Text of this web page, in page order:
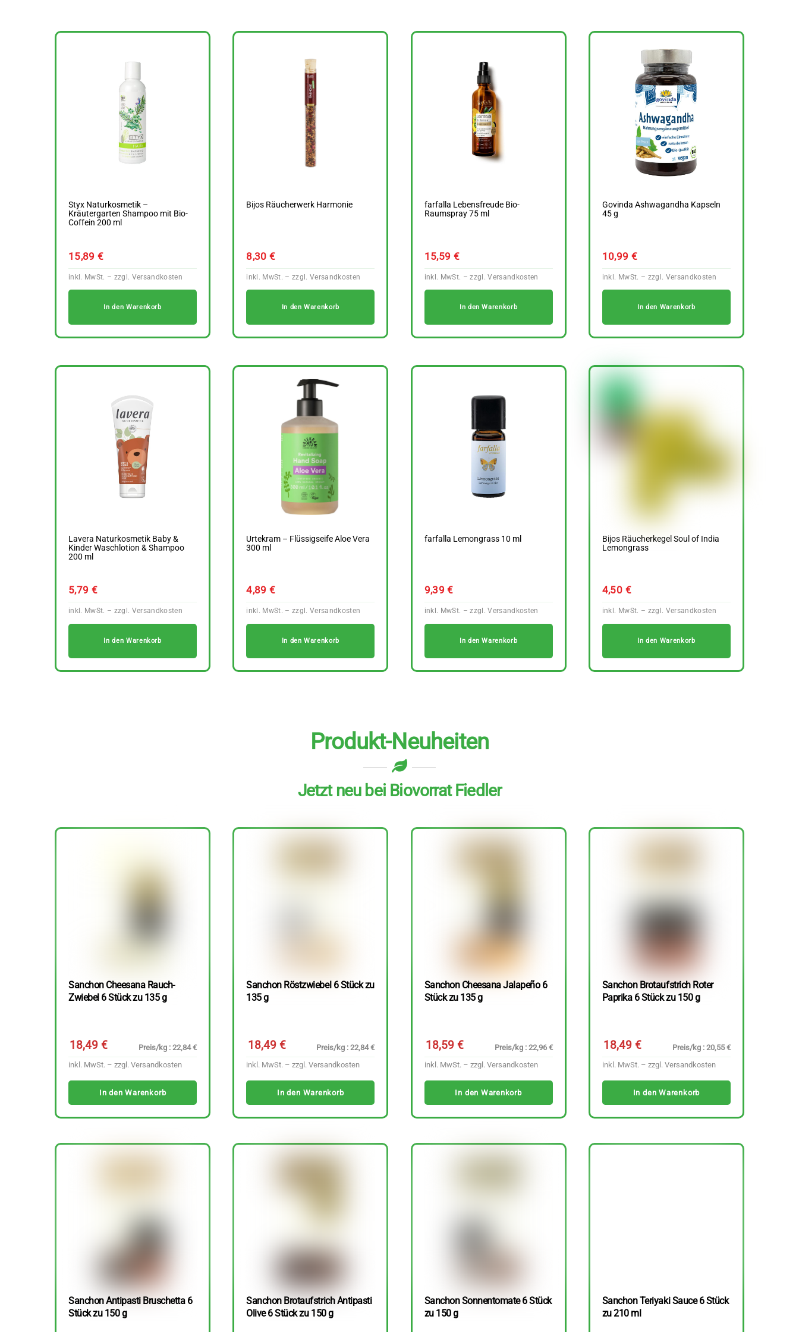
Styx Naturkosmetik –
Kräutergarten Shampoo mit Bio-
Coffein 200 ml
15,89€
In den Warenkorb
Bijos Räucherwerk Harmonie
8,30 €
In den Warenkorb
farfalla Lebensfreude Bio-
Raumspray 75 ml
15,59 €
In den Warenkorb
Govinda Ashwagandha Kapseln
45 g
10,99 €
In den Warenkorb
Lavera Naturkosmetik Baby &
Kinder Waschlotion & Shampoo
200 ml
5,79 €
In den Warenkorb
Urtekram – Flüssigseife Aloe Vera
300 ml
4,89 €
In den Warenkorb
farfalla Lemongrass 10 ml
9,39€
In den Warenkorb
Bijos Räucherkegel Soul of India
Lemongrass
4,50 €
In den Warenkorb
Produkt-Neuheiten
Jetzt neu bei Biovorrat Fiedler
Sanchon Cheesana Rauch-
Zwiebel 6 Stück zu 135 g
18,49€
Preis/kg : 22,84 €
inkl. MwSt. – zzgl. Versandkosten
In den Warenkorb
Sanchon Röstzwiebel 6 Stück zu
135 g
18,49 €
Preis/kg : 22,84 €
inkl. MwSt. – zzgl.Versandkosten
In den Warenkorb
Sanchon Cheesana Jalapeño 6
Stück zu 135 g
18,59 €
Preis/kg : 22,96 €
inkl. MwSt. – zzgl. Versandkosten
In den Warenkorb
Sanchon Brotaufstrich Roter
Paprika 6 Stück zu 150 g
18,49€
Preis/kg : 20,55 €
inkl. MwSt. – zzgl. Versandkosten
In den Warenkorb
Sanchon Antipasti Bruschetta 6
Stück zu 150 g
Sanchon Brotaufstrich Antipasti
Olive 6 Stück zu 150 g
Sanchon Sonnentomate 6 Stück
zu 150 g
Sanchon Teriyaki Sauce 6 Stück
zu 210 ml